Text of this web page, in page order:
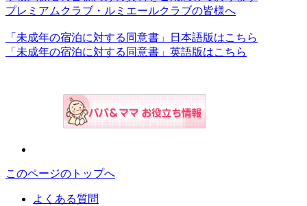
プレミアムクラブ・ルミエールクラブの皆様へ
「未成年の宿泊に対する同意書」日本語版はこちら
「未成年の宿泊に対する同意書」英語版はこちら
このページのトップへ
よくある質問